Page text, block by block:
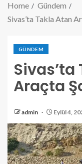
Home
Gündem
Sivas’ta Takla Atan
GÜNDEM
Araçta
admin Eylül 4,